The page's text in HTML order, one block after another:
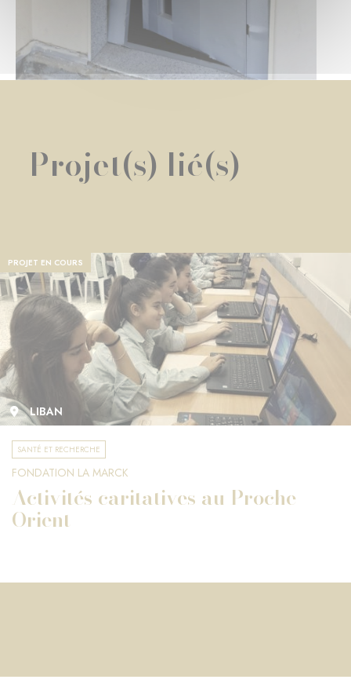
Projet(s) lié(s)
PROJET EN COURS
LIBAN
SANTÉ ET RECHERCHE
FONDATION LA MARCK
Activités caritatives au Proche-
Orient